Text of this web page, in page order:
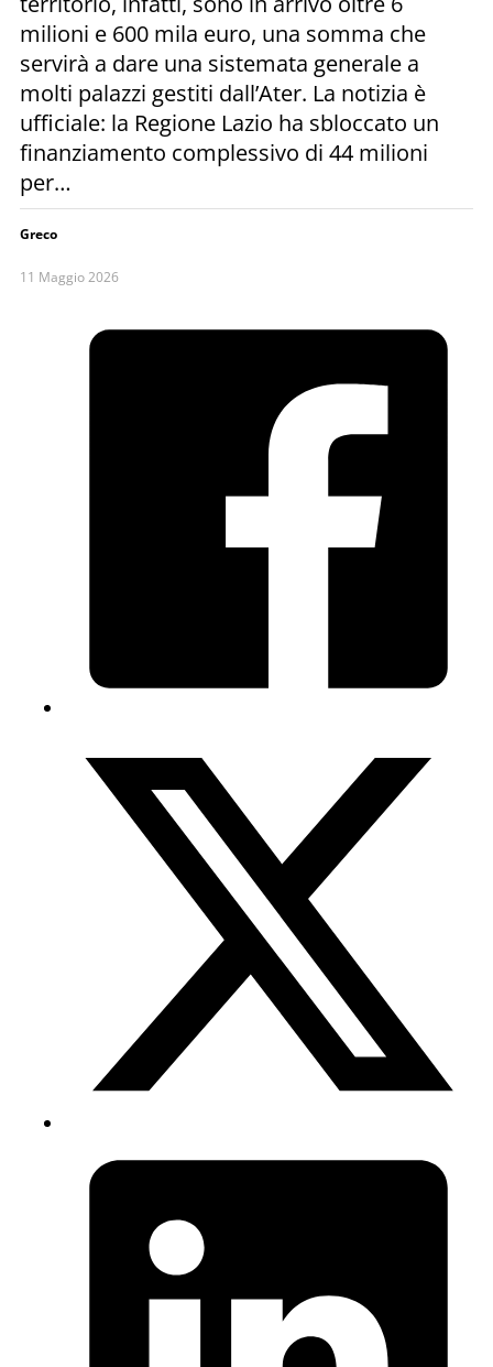
milioni e 600 mila euro, una somma che
servirà a dare una sistemata generale a
molti palazzi gestiti dall’Ater. La notizia è
ufficiale: la Regione Lazio ha sbloccato un
finanziamento complessivo di 44 milioni
per…
Greco
11 Maggio 2026